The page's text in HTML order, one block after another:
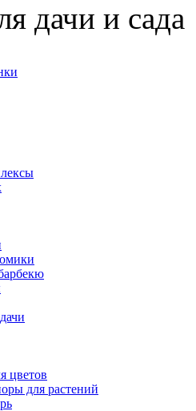
дачи и сада
цветов
для растений